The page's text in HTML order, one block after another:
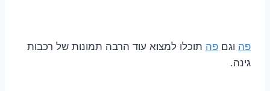
פה וגם פה תוכלו למצוא עוד הרבה תמונות של רכבות
גינה.